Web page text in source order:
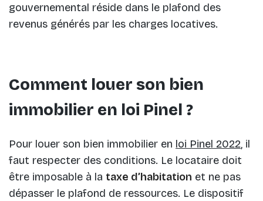
gouvernemental réside dans le plafond des
revenus générés par les charges locatives.
Comment louer son bien
immobilier en loi Pinel ?
Pour louer son bien immobilier en loi Pinel 2022, il
faut respecter des conditions. Le locataire doit
être imposable à la taxe d’habitation et ne pas
dépasser le plafond de ressources. Le dispositif